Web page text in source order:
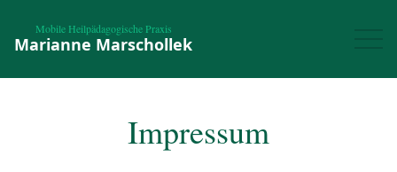
Mobile Heilpädagogische Praxis
Marianne Marschollek
Impressum